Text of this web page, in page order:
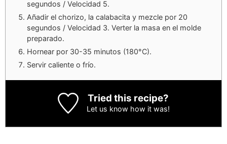
segundos / Velocidad 5.
Añadir el chorizo, la calabacita y mezcle por 20
segundos / Velocidad 3. Verter la masa en el molde
preparado.
Hornear por 30-35 minutos (180°C).
Servir caliente o frío.
Tried this recipe?
Let us know how it was!